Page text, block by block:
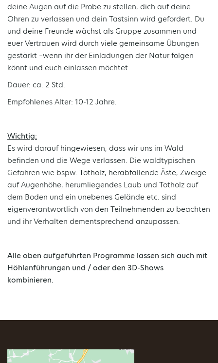
deine Augen auf die Probe zu stellen, dich auf deine
Ohren zu verlassen und dein Tastsinn wird gefordert. Du
und deine Freunde wächst als Gruppe zusammen und
euer Vertrauen wird durch viele gemeinsame Übungen
gestärkt –wenn ihr der Einladungen der Natur folgen
könnt und euch einlassen möchtet.
Dauer: ca. 2 Std.
Empfohlenes Alter: 10-12 Jahre.
Wichtig:
Es wird darauf hingewiesen, dass wir uns im Wald
befinden und die Wege verlassen. Die waldtypischen
Gefahren wie bspw. Totholz, herabfallende Äste, Zweige
auf Augenhöhe, herumliegendes Laub und Totholz auf
dem Boden und ein unebenes Gelände etc. sind
eigenverantwortlich von den Teilnehmenden zu beachten
und ihr Verhalten dementsprechend anzupassen.
Alle oben aufgeführten Programme lassen sich auch mit
Höhlenführungen und / oder den 3D-Shows
kombinieren.